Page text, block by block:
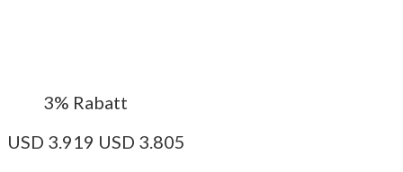
3% Rabatt
USD 3.919 USD 3.805